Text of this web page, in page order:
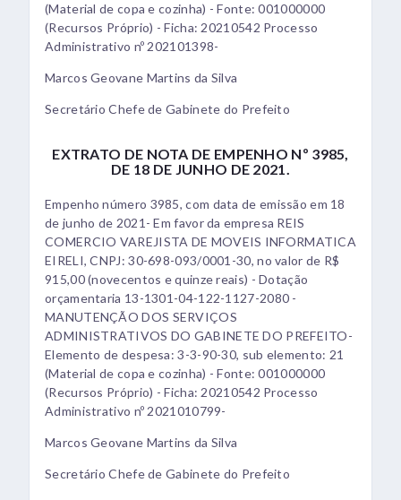
(Material de copa e cozinha) - Fonte: 001000000
(Recursos Próprio) - Ficha: 20210542 Processo
Administrativo nº 202101398-
Marcos Geovane Martins da Silva
Secretário Chefe de Gabinete do Prefeito
EXTRATO DE NOTA DE EMPENHO Nº 3985,
DE 18 DE JUNHO DE 2021.
Empenho número 3985, com data de emissão em 18
de junho de 2021- Em favor da empresa REIS
COMERCIO VAREJISTA DE MOVEIS INFORMATICA
EIRELI, CNPJ: 30-698-093/0001-30, no valor de R$
915,00 (novecentos e quinze reais) - Dotação
orçamentaria 13-1301-04-122-1127-2080 -
MANUTENÇÃO DOS SERVIÇOS
ADMINISTRATIVOS DO GABINETE DO PREFEITO-
Elemento de despesa: 3-3-90-30, sub elemento: 21
(Material de copa e cozinha) - Fonte: 001000000
(Recursos Próprio) - Ficha: 20210542 Processo
Administrativo nº 2021010799-
Marcos Geovane Martins da Silva
Secretário Chefe de Gabinete do Prefeito